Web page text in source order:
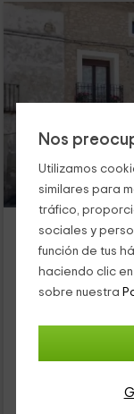
Nos
Utilizamos
similares para
tráfico,
sociales y
función de tus
haciendo clic
sobre nuestra
La Casa del
Alojamiento
Fuendetodos,
0
Contacto